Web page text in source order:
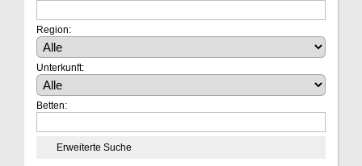
Region:
Unterkunft:
Betten:
Erweiterte Suche